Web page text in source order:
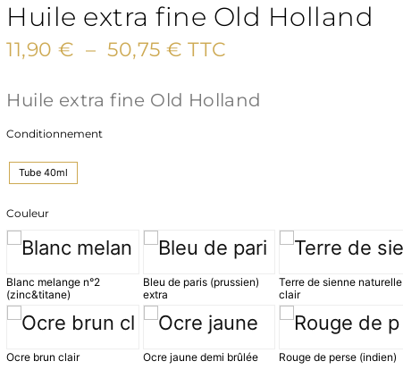
Huile extra fine Old Holland
11,90€ – 50,75€Plage
TTC
Huile extra fine Old Holland
Conditionnement
Tube 40ml
Couleur
Blanc melange n°2
(zinc&titane)
Bleu de paris (prussien)
extra
Terre de sienne naturelle
clair
Ocre brun clair Ocre jaune demi brûlée Rouge de perse (indien)